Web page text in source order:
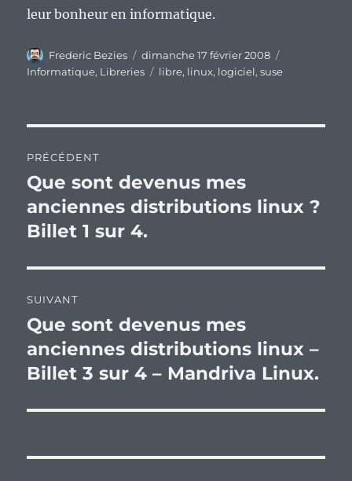
leur bonheur en informatique.
Auteur
Frederic Bezies
Publié
le
dimanche 17 février 2008
Informatique, Libreries Étiquettes
libre, linux, logiciel,suse
de
l’article
PRÉCÉDENT
Publication
précédente :
Que sont devenus mes
anciennes distributions linux ?
Billet 1 sur 4.
SUIVANT
Publication
suivante :
Que sont devenus mes
anciennes distributions linux –
Billet 3 sur 4 – Mandriva Linux.